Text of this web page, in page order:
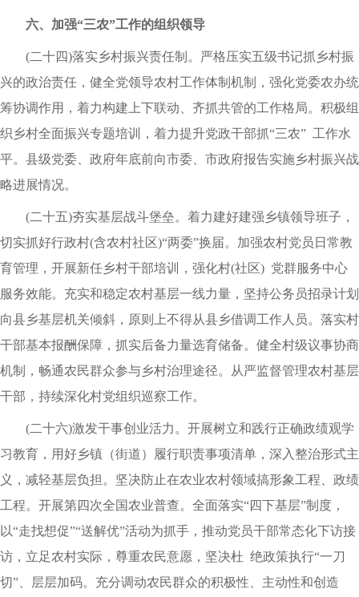
六、加强“三农”工作的组织领导
(二十四)落实乡村振兴责任制。严格压实五级书记抓乡村振
兴的政治责任，健全党领导农村工作体制机制，强化党委农办统
筹协调作用，着力构建上下联动、齐抓共管的工作格局。积极组
织乡村全面振兴专题培训，着力提升党政干部抓“三农” 工作水
平。县级党委、政府年底前向市委、市政府报告实施乡村振兴战
略进展情况。
(二十五)夯实基层战斗堡垒。着力建好建强乡镇领导班子，
切实抓好行政村(含农村社区)“两委”换届。加强农村党员日常教
育管理，开展新任乡村干部培训，强化村(社区) 党群服务中心
服务效能。充实和稳定农村基层一线力量，坚持公务员招录计划
向县乡基层机关倾斜，原则上不得从县乡借调工作人员。落实村
干部基本报酬保障，抓实后备力量选育储备。健全村级议事协商
机制，畅通农民群众参与乡村治理途径。从严监督管理农村基层
干部，持续深化村党组织巡察工作。
(二十六)激发干事创业活力。开展树立和践行正确政绩观学
习教育，用好乡镇（街道）履行职责事项清单，深入整治形式主
义，减轻基层负担。坚决防止在农业农村领域搞形象工程、政绩
工程。开展第四次全国农业普查。全面落实“四下基层”制度，
以“走找想促”“送解优”活动为抓手，推动党员干部常态化下访接
访，立足农村实际，尊重农民意愿，坚决杜 绝政策执行“一刀
切”、层层加码。充分调动农民群众的积极性、主动性和创造